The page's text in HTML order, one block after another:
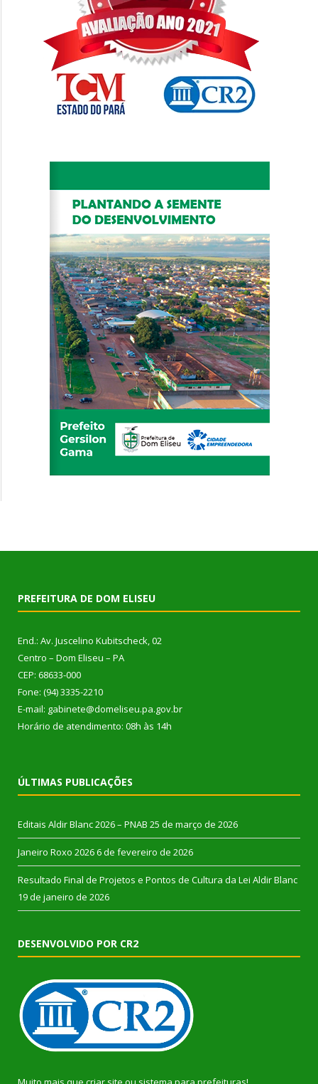
PREFEITURA DE DOM ELISEU
End.: Av. Juscelino Kubitscheck, 02
Centro – Dom Eliseu – PA
CEP: 68633-000
Fone: (94) 3335-2210
E-mail: gabinete@domeliseu.pa.gov.br
Horário de atendimento: 08h às 14h
ÚLTIMAS PUBLICAÇÕES
Editais Aldir Blanc 2026 – PNAB 25 de março de 2026
Janeiro Roxo 2026 6 de fevereiro de 2026
Resultado Final de Projetos e Pontos de Cultura da Lei Aldir Blanc
19 de janeiro de 2026
DESENVOLVIDO POR CR2